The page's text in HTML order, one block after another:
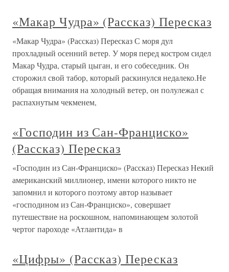
«Макар Чудра» (Рассказ) Пересказ
«Макар Чудра» (Рассказ) Пересказ С моря дул
прохладный осенний ветер. У моря перед костром сидел
Макар Чудра, старый цыган, и его собеседник. Он
сторожил свой табор, который раскинулся недалеко.Не
обращая внимания на холодный ветер, он полулежал с
распахнутым чекменем,
«Господин из Сан-Франциско»
(Рассказ) Пересказ
«Господин из Сан-Франциско» (Рассказ) Пересказ Некий
американский миллионер, имени которого никто не
запомнил и которого поэтому автор называет
«господином из Сан-Франциско», совершает
путешествие на роскошном, напоминающем золотой
чертог пароходе «Атлантида» в
«Цифры» (Рассказ) Пересказ